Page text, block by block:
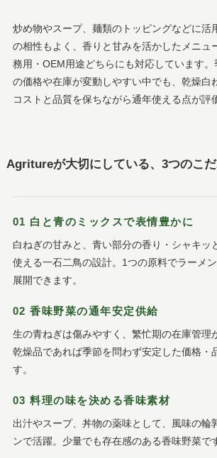
炒め物やスープ、麺類のトッピングなどに活
の相性もよく、香りと甘みを活かしたメニュ
務用・OEM用途どちらにも対応しています
の価格や在庫が変動しやすい中でも、乾燥白
コストと品質を保ちながら通年使える点が評
Agritureが大切にしている、3つのこだ
01 白と青のミックスで表情豊かに
白ねぎの甘みと、青い部分の香り・シャキッ
使える一石二鳥の設計。1つの原料でラーメ
展開できます。
02 香味野菜の通年安定供給
生の青ねぎは傷みやすく、繁忙期の在庫管理
乾燥品であれば季節を問わず安定した価格・
す。
03 料理の味を決める香味素材
出汁やスープ、丼物の薬味として、風味の輪
ンで活躍。少量でも存在感のある香味野菜で